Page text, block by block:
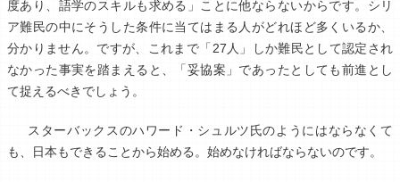
度あり、語学のスキルも求める」ことに他ならないからです。シリ
ア難民の中にそうした条件に当てはまる人がどれほど多くいるか、
分かりません。ですが、これまで「27人」しか難民として認定され
なかった事実を踏まえると、「妥協案」であったとしても前進とし
て捉えるべきでしょう。
スターバックスのハワード・シュルツ氏のようにはならなくて
も、日本もできることから始める。始めなければならないのです。